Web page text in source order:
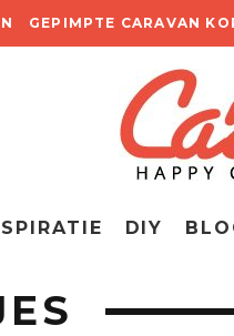
GEPIMPTE CARAVAN
DIY